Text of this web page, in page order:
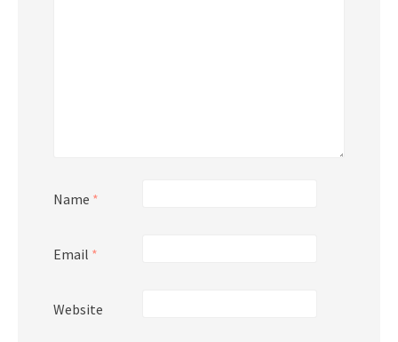
Name *
Email *
Website